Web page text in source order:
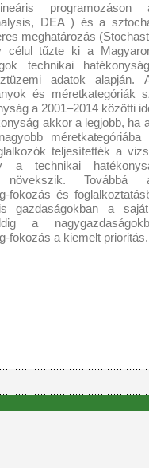
programozáson
DEA ) és a
meghatározás
célul tűzte ki a
technikai
adatok alapján.
és méretkategóriák
a 2001–2014 közötti
akkor a legjobb, ha
teljesítették a
a technikai
növekszik.
fokozás és
a
a
fokozás a kiemelt prioritás.